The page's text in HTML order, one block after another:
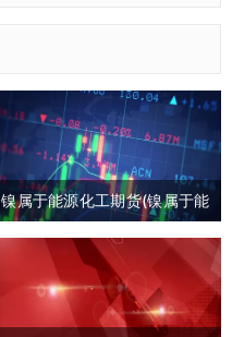
镍属于能源化工期货(镍属于能
源化工期货板块吗)